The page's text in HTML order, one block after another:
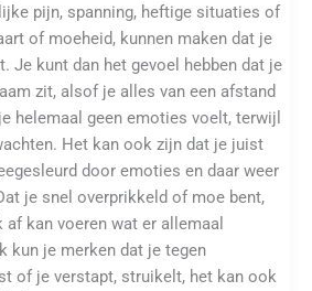
pijn, spanning, heftige situaties of
of moeheid, kunnen maken dat je
Je kunt dan het gevoel hebben dat je
zit, alsof je alles van een afstand
helemaal geen emoties voelt, terwijl
Het kan ook zijn dat je juist
door emoties en daar weer
je snel overprikkeld of moe bent,
kan voeren wat er allemaal
kun je merken dat je tegen
of je verstapt, struikelt, het kan ook